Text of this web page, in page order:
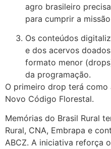
agro brasileiro
para cumprir a
Os conteúdos
e dos acervos
formato menor
da programação.
O primeiro drop terá
Novo Código Florestal.
Memórias do Brasil Rural
Rural, CNA, Embrapa e
ABCZ. A iniciativa reforça